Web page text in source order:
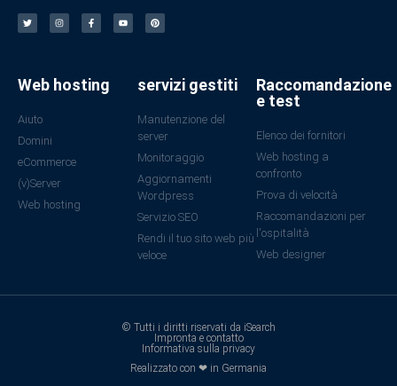
Web hosting
Aiuto
Domini
eCommerce
(v)Server
Web hosting
servizi gestiti
Manutenzione del
server
Monitoraggio
Aggiornamenti
Wordpress
Servizio SEO
Rendi il tuo sito web più
veloce
Raccomandazione
e test
Elenco dei fornitori
Web hosting a
confronto
Prova di velocità
Raccomandazioni per
l'ospitalità
Web designer
© Tutti i diritti riservati da iSearch
Impronta e contatto
Informativa sulla privacy
Realizzato con ❤ in Germania